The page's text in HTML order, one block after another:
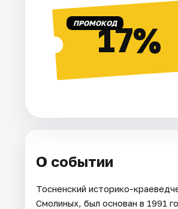
ПРОМОКОД17%
О событии
Тосненский историко-
Смолиных, был основан в 1991